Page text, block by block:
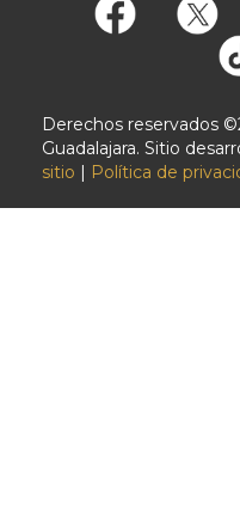
Derechos reservados
Guadalajara. Sitio
sitio | Política de